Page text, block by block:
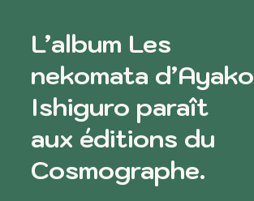
L’album Les
nekomata d’Ayako
Ishiguro paraît
aux éditions du
Cosmographe.